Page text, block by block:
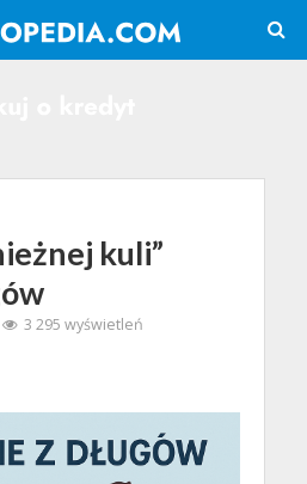
kuli”
3 295 wyświetleń